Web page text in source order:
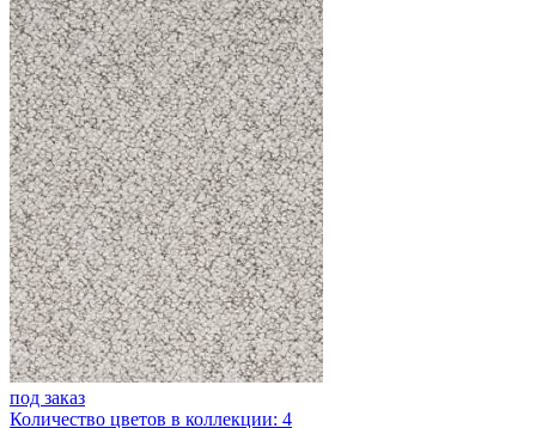
под заказ
Количество цветов в коллекции: 4